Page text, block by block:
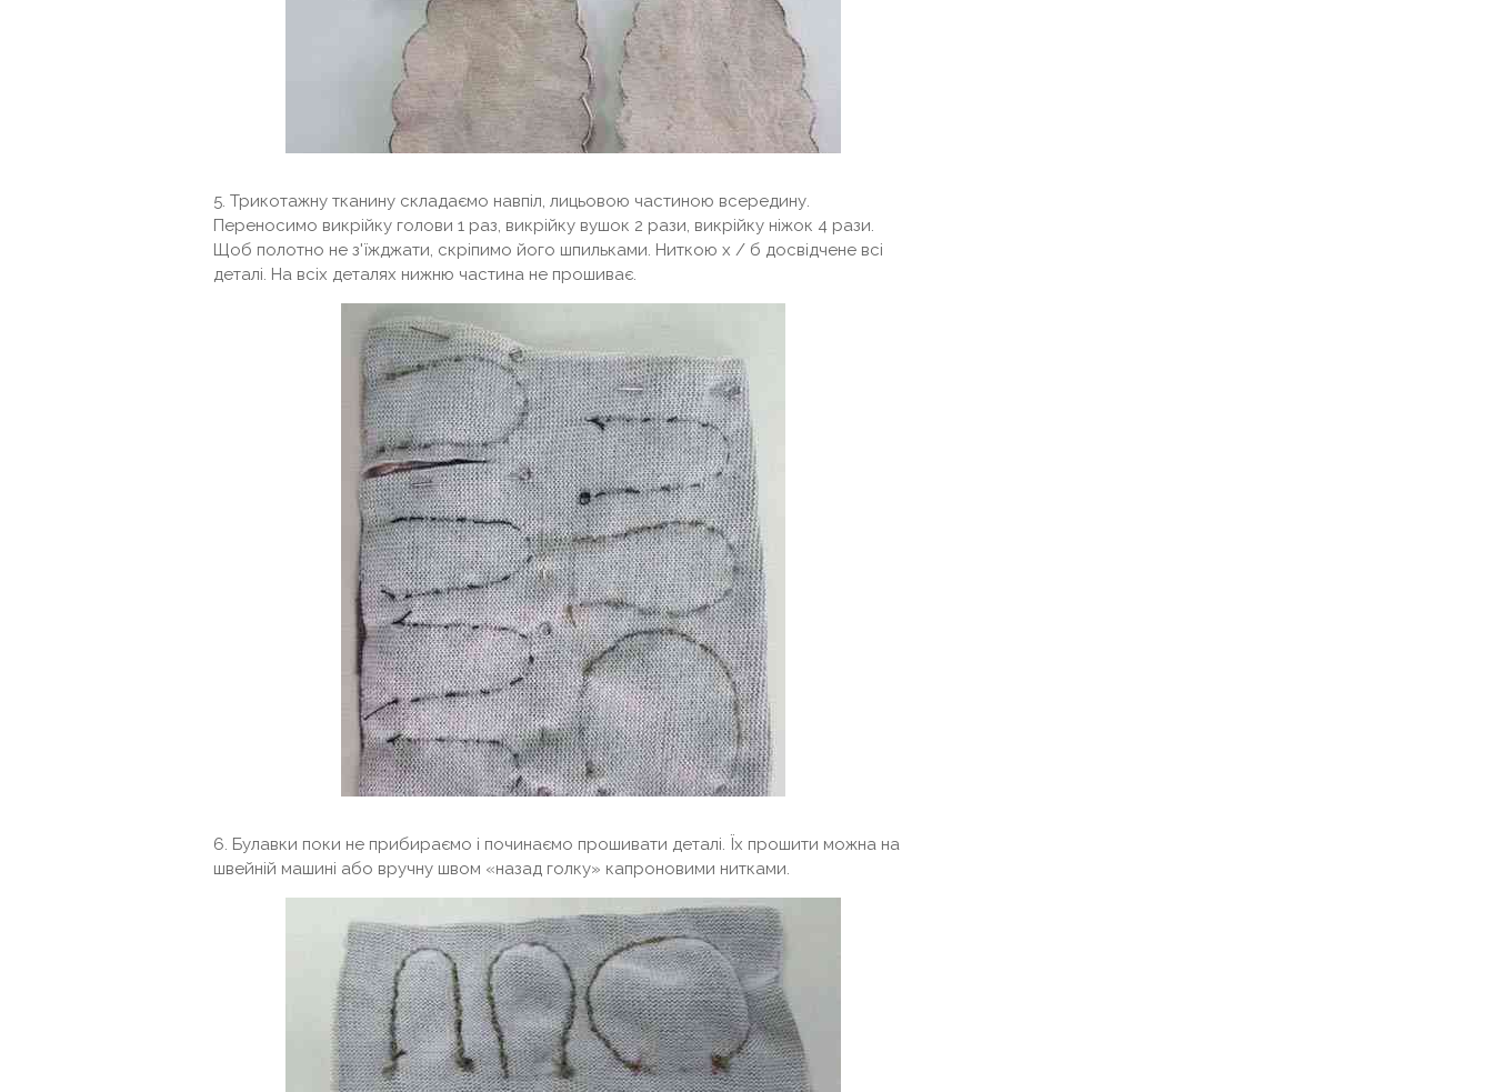
5. Трикотажну тканину складаємо навпіл, лицьовою частиною всередину.
Переносимо викрійку голови 1 раз, викрійку вушок 2 рази, викрійку ніжок 4 рази.
Щоб полотно не з'їжджати, скріпимо його шпильками. Ниткою х / б досвідчене всі
деталі. На всіх деталях нижню частина не прошиває.
6. Булавки поки не прибираємо і починаємо прошивати деталі. Їх прошити можна на
швейній машині або вручну швом «назад голку» капроновими нитками.